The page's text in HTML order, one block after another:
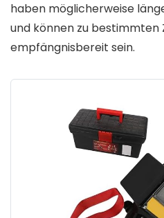
haben möglicherweise
und können zu bestimmten
empfängnisbereit sein.